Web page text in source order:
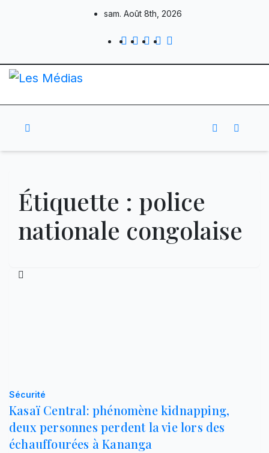
sam. Août 8th, 2026
Étiquette : police
nationale congolaise
Sécurité
Kasaï Central: phénomène kidnapping,
deux personnes perdent la vie lors des
échauffourées à Kananga